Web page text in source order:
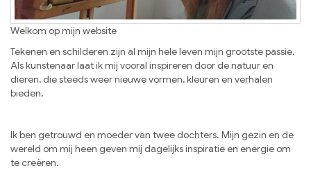
Welkom op mijn website
Tekenen en schilderen zijn al mijn hele leven mijn grootste passie.
Als kunstenaar laat ik mij vooral inspireren door de natuur en
dieren, die steeds weer nieuwe vormen, kleuren en verhalen
bieden,
Ik ben getrouwd en moeder van twee dochters. Mijn gezin en de
wereld om mij heen geven mij dagelijks inspiratie en energie om
te creëren.